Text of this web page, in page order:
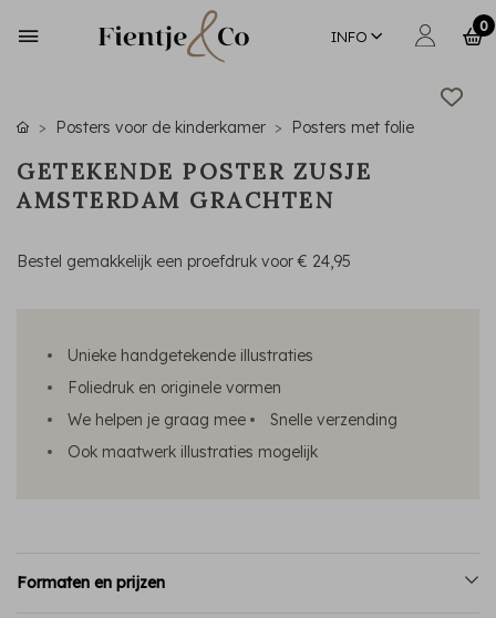
INFO
0
Posters voor de kinderkamer Posters met folie
GETEKENDE POSTER ZUSJE
AMSTERDAM GRACHTEN
Bestel gemakkelijk een proefdruk voor€ 24,95
Unieke handgetekende illustraties
Foliedruk en originele vormen
We helpen je graag mee
Snelle verzending
Ook maatwerk illustraties mogelijk
Formaten en prijzen